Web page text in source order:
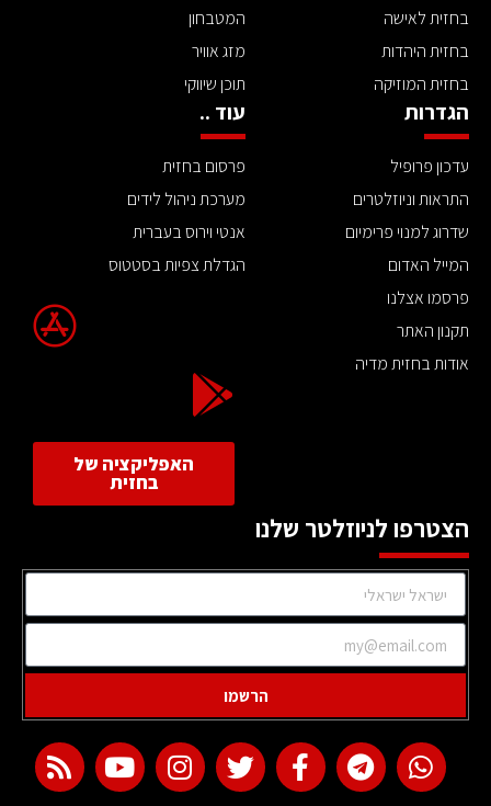
בחזית לאישה
בחזית היהדות
בחזית המוזיקה
המטבחון
מזג אוויר
תוכן שיווקי
הגדרות
עדכון פרופיל
התראות וניוזלטרים
שדרוג למנוי פרימיום
המייל האדום
פרסמו אצלנו
תקנון האתר
אודות בחזית מדיה
עוד ..
פרסום בחזית
מערכת ניהול לידים
אנטי וירוס בעברית
הגדלת צפיות בסטטוס
האפליקציה של
בחזית
הצטרפו לניוזלטר שלנו
הרשמו